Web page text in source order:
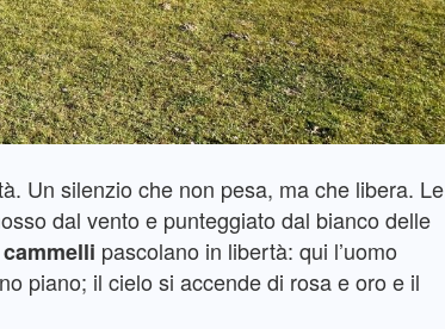
Un silenzio che non pesa, ma che libera. Le
dal vento e punteggiato dal bianco delle
cammelli pascolano in libertà: qui l’uomo
piano; il cielo si accende di rosa e oro e il